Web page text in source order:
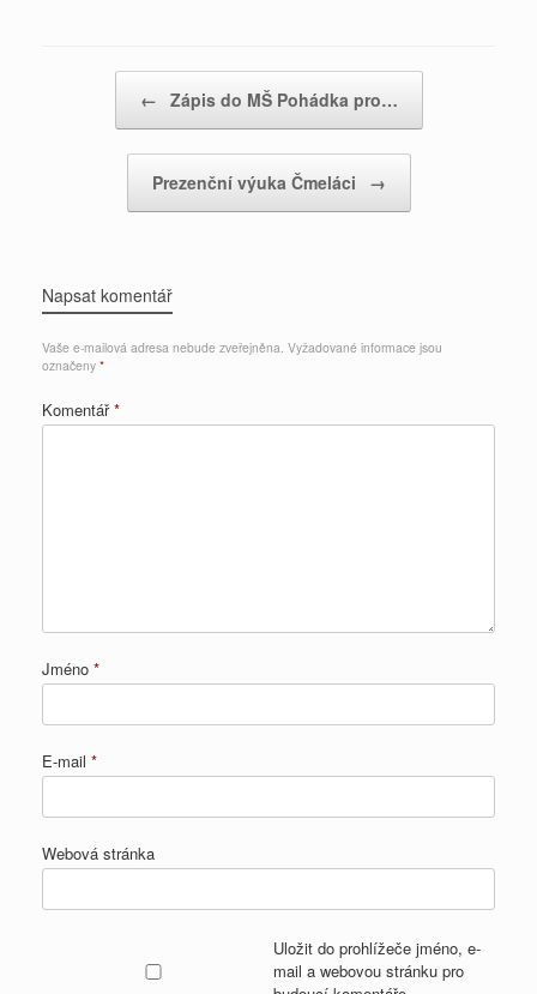
← Zápis do MŠ Pohádka pro…
Prezenční výuka Čmeláci →
Napsat komentář
Vaše e-mailová adresa nebude zveřejněna. Vyžadované informace jsou
označeny *
Komentář*
Jméno *
E-mail *
Webová stránka
Uložit do prohlížeče jméno, e-
mail a webovou stránku pro